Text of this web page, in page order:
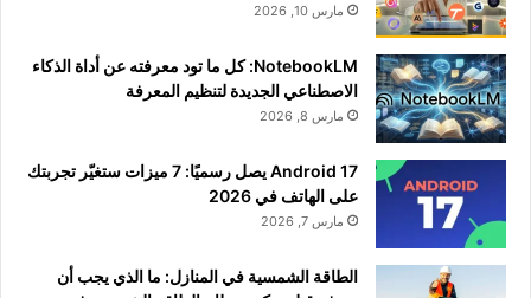
مارس 10, 2026
NotebookLM: كل ما تود معرفته عن أداة الذكاء
الاصطناعي الجديدة لتنظيم المعرفة
مارس 8, 2026
Android 17 يصل رسميًا: 7 ميزات ستغيّر تجربتك
على الهاتف في 2026
مارس 7, 2026
الطاقة الشمسية في المنازل: ما الذي يجب أن